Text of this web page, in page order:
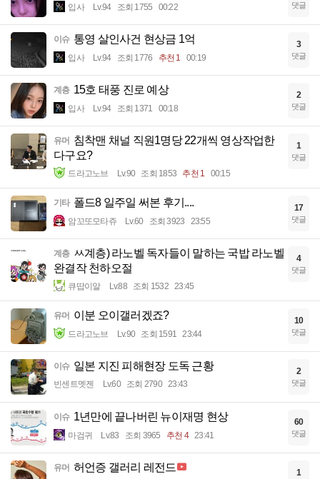
입사 Lv.94 조회 1755 00:22 댓글
이슈 통영 살인사건 현상금 1억
입사 Lv.94 조회 1776 추천 1 00:19
3
댓글
계층 15호 태풍 진로 예상
입사 Lv.94 조회 1371 00:18
2
댓글
유머 침착맨 채널 직원1명당 22개씩 영상작업한
다구요?
드라고노브 Lv.90 조회 1853 추천 1 00:15
1
댓글
기타 폴드8 일주일 써본 후기....
암꼬또모타쥬 Lv.60 조회 3923 23:55
17
댓글
계층 ㅆ계층) 라노벨 독자들이 말하는 국밥 라노벨
완결작 천하오절
큐땁이알 Lv.88 조회 1532 23:45
4
댓글
유머 이분 오이갤러겠죠?
드라고노브 Lv.90 조회 1591 23:44
10
댓글
이슈 일본 지진 피해현장 도독 근황
빈센트멧젠 Lv.60 조회 2790 23:43
2
댓글
이슈 1년만에 끝나버린 뉴이재명 현상
마검귀 Lv.83 조회 3965 추천 4 23:41
60
댓글
유머 허언증 갤러리 레전드 1